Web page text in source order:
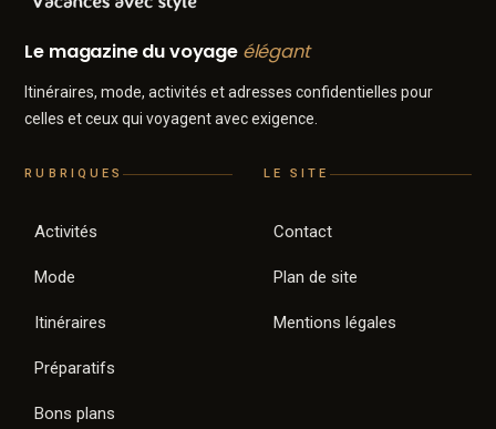
Le magazine du voyage élégant
Itinéraires, mode, activités et adresses confidentielles pour
celles et ceux qui voyagent avec exigence.
RUBRIQUES
Activités
Mode
Itinéraires
Préparatifs
Bons plans
LE SITE
Contact
Plan de site
Mentions légales